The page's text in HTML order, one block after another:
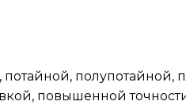
потайной, полупотайной,
повышенной